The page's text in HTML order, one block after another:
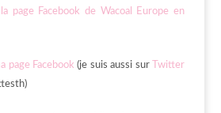
la page Facebook de Wacoal Europe en
page Facebook (je suis aussi sur
Twitter